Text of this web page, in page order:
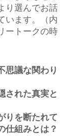
り選んでお話
います。（内
ートークの時
思議な関わり
された真実と
りを断たれて
仕組みとは？